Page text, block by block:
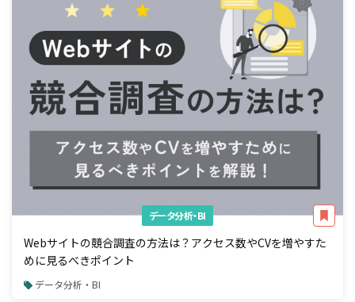
データ分析・BI
Webサイトの競合調査の方法は？アクセス数やCVを増やすた
めに見るべきポイント
データ分析・BI